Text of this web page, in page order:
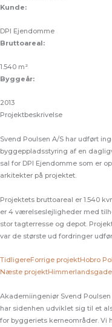
Kunde:
DPI Ejendomme
Bruttoareal:
1.540 m²
Byggeår:
2013
Projektbeskrivelse
Svend Poulsen A/S har udført
byggeppladsstyring af en
sal for DPI Ejendomme som er
arkitekter på projektet.
Projektets bruttoareal er 1.540
er 4 værelseslejligheder med
stor tagterresse og depot.
var de største ud fordringer
TidligereForrige projektHobro
Næste projekt
Akademiingeniør Svend Poulsen
har sidenhen udviklet sig til et
for byggeriets kerneområder. Vi